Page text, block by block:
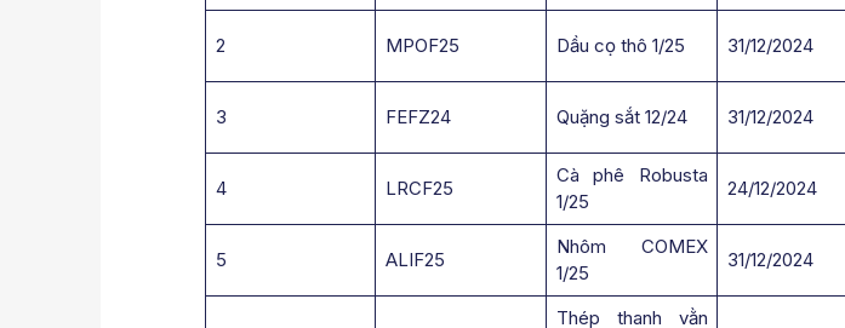
2 MPOF25 Dầu cọ thô 1/25 31/12/2024
3 FEFZ24 Quặng sắt 12/24 31/12/2024
4 LRCF25
Cà phê Robusta
1/25
24/12/2024
5 ALIF25
Nhôm COMEX
1/25
31/12/2024
Thép thanh vằn